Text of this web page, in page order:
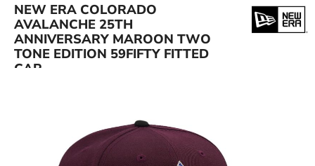
NEW ERA COLORADO
AVALANCHE 25TH
ANNIVERSARY MAROON TWO
TONE EDITION 59FIFTY FITTED
CAP
Bildergalerie überspringen